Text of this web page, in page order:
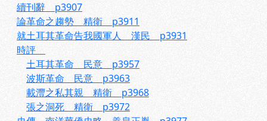
續刊辭 p3907
論革命之趨勢 精衛 p3911
就土耳其革命告我國軍人 漢民 p3931
時評
土耳其革命 民意 p3957
波斯革命 民意 p3963
載灃之私其親 精衛 p3968
張之洞死 精衛 p3972